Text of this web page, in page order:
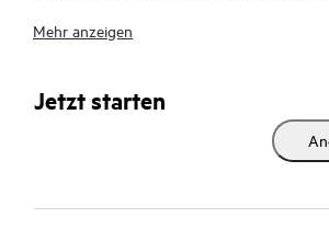
Behebung von Hardware- und
Mit dem Hardwareaustausch steht ein
schneller Teileaustauschservice für
Mehr anzeigen
Jetzt starten